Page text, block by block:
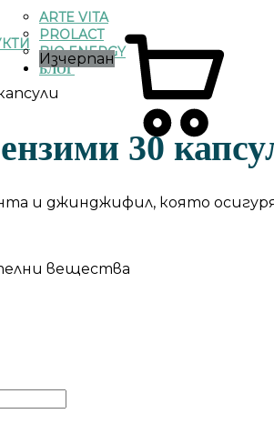
ARTE VITA
PROLACT
BIO ENERGY
БЛОГ
Изчерпан
30
и джинджифил, която
вещества